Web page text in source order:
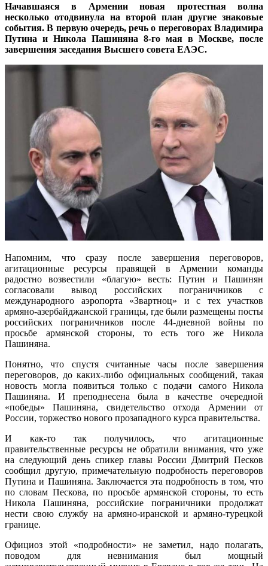
Начавшаяся в Армении новая протестная волна
несколько отодвинула на второй план другие знаковые
события. В первую очередь, речь о переговорах Владимира
Путина и Никола Пашиняна 8-го мая в Москве, после
завершения заседания Высшего совета ЕАЭС.
Напомним, что сразу после завершения переговоров,
агитационные ресурсы правящей в Армении команды
радостно возвестили «благую» весть: Путин и Пашинян
согласовали вывод российских пограничников с
международного аэропорта «Звартноц» и с тех участков
армяно-азербайджанской границы, где были размещены посты
российских пограничников после 44-дневной войны по
просьбе армянской стороны, то есть того же Никола
Пашиняна.
Понятно, что спустя считанные часы после завершения
переговоров, до каких-либо официальных сообщений, такая
новость могла появиться только с подачи самого Никола
Пашиняна. И преподнесена была в качестве очередной
«победы» Пашиняна, свидетельство отхода Армении от
России, торжество нового прозападного курса правительства.
И как-то так получилось, что агитационные
правительственные ресурсы не обратили внимания, что уже
на следующий день спикер главы России Дмитрий Песков
сообщил другую, примечательную подробность переговоров
Путина и Пашиняна. Заключается эта подробность в том, что
по словам Пескова, по просьбе армянской стороны, то есть
Никола Пашиняна, российские пограничники продолжат
нести свою службу на армяно-иранской и армяно-турецкой
границе.
Официоз этой «подробности» не заметил, надо полагать,
поводом для невнимания был мощный